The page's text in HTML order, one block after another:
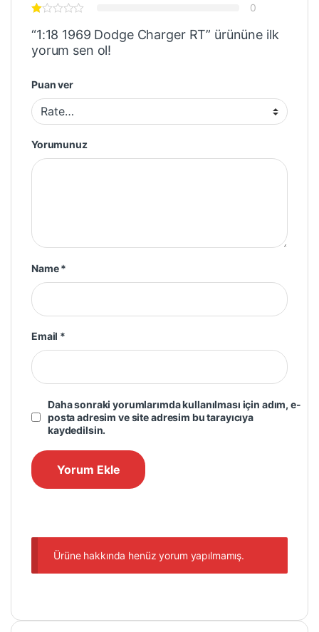
0
“1:18 1969 Dodge Charger RT” ürününe ilk
yorum sen ol!
Puan ver
Yorumunuz
Name*
Email *
Daha sonraki yorumlarımda kullanılması için adım, e-
posta adresim ve site adresim bu tarayıcıya
kaydedilsin.
Ürüne hakkında henüz yorum yapılmamış.